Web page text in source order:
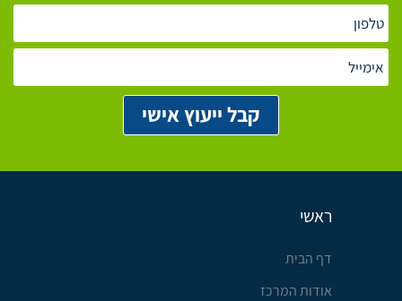
ראשי
דף הבית
אודות המרכז